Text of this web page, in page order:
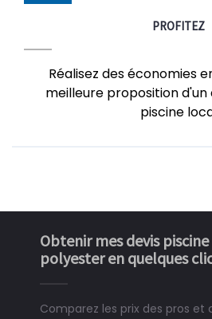
PROFITEZ
Réalisez des économies
meilleure proposition
piscine
Obtenir mes devis
polyester en quelques
Comparez les prix des pros et